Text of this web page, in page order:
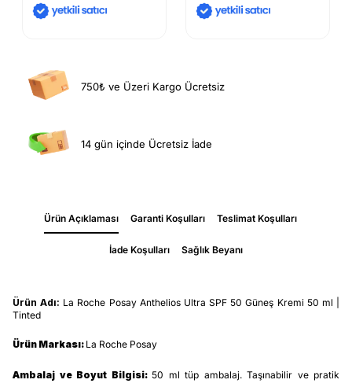
750₺ ve Üzeri Kargo Ücretsiz
14 gün içinde Ücretsiz İade
Ürün Açıklaması Garanti Koşulları Teslimat Koşulları
İade Koşulları Sağlık Beyanı
Ürün Adı: La Roche Posay Anthelios Ultra SPF 50 Güneş Kremi 50 ml |
Tinted
Ürün Markası: La Roche Posay
Ambalaj ve Boyut Bilgisi: 50 ml tüp ambalaj. Taşınabilir ve pratik